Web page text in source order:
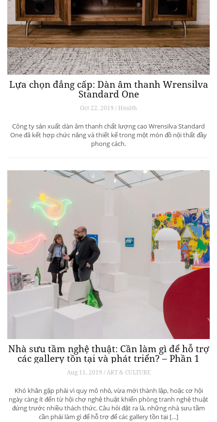
Lựa chọn đẳng cấp: Dàn âm thanh Wrensilva
Standard One
Oct 22, 2019 / Health
Công ty sản xuất dàn âm thanh chất lượng cao Wrensilva Standard
One đã kết hợp chức năng và thiết kế trong một món đồ nội thất đầy
phong cách.
Nhà sưu tầm nghệ thuật: Cần làm gì để hỗ trợ
các gallery tồn tại và phát triển? – Phần 1
Aug 11, 2019 / ART & CULTURE
Khó khăn gặp phải vì quy mô nhỏ, vừa mới thành lập, hoặc cơ hội
ngày càng ít đến từ hội chợ nghệ thuật khiến phòng tranh nghệ thuật
đứng trước nhiều thách thức. Câu hỏi đặt ra là, những nhà sưu tầm
cần phải làm gì để hỗ trợ để các gallery tồn tại […]